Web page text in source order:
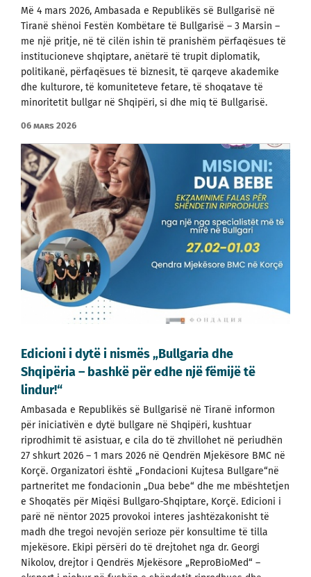
Më 4 mars 2026, Ambasada e Republikës së Bullgarisë në
Tiranë shënoi Festën Kombëtare të Bullgarisë – 3 Marsin –
me një pritje, në të cilën ishin të pranishëm përfaqësues të
institucioneve shqiptare, anëtarë të trupit diplomatik,
politikanë, përfaqësues të biznesit, të qarqeve akademike
dhe kulturore, të komuniteteve fetare, të shoqatave të
minoritetit bullgar në Shqipëri, si dhe miq të Bullgarisë.
06 mars 2026
Edicioni i dytë i nismës „Bullgaria dhe
Shqipëria – bashkë për edhe një fëmijë të
lindur!“
Ambasada e Republikës së Bullgarisë në Tiranë informon
për iniciativën e dytë bullgare në Shqipëri, kushtuar
riprodhimit të asistuar, e cila do të zhvillohet në periudhën
27 shkurt 2026 – 1 mars 2026 në Qendrën Mjekësore BMC në
Korçë. Organizatori është „Fondacioni Kujtesa Bullgare“në
partneritet me fondacionin „Dua bebe“ dhe me mbështetjen
e Shoqatës për Miqësi Bullgaro-Shqiptare, Korçë. Edicioni i
parë në nëntor 2025 provokoi interes jashtëzakonisht të
madh dhe tregoi nevojën serioze për konsultime të tilla
mjekësore. Ekipi përsëri do të drejtohet nga dr. Georgi
Nikolov, drejtor i Qendrës Mjekësore „ReproBioMed“ –